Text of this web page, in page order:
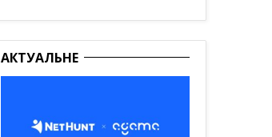
АКТУАЛЬНЕ